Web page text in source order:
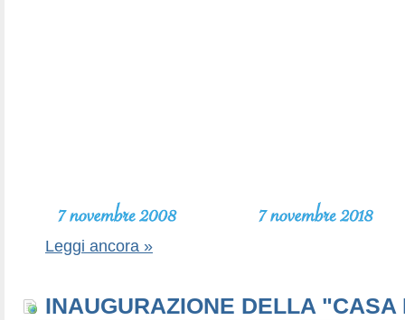
Leggi ancora »
INAUGURAZIONE DELLA